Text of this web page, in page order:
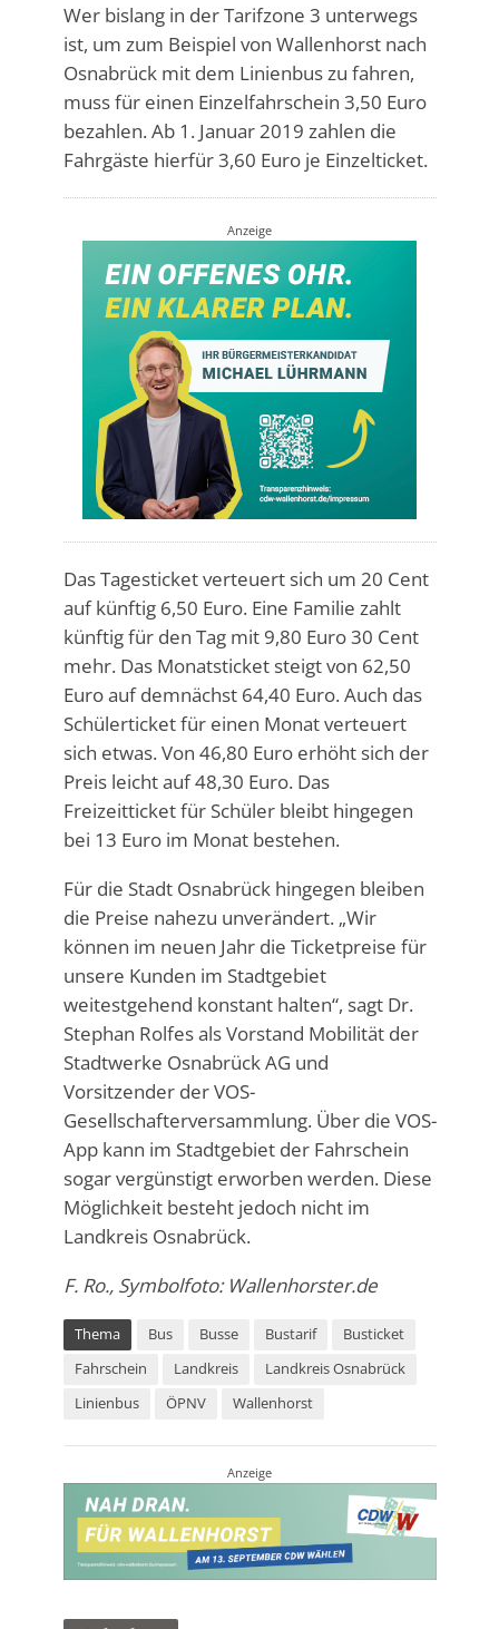
Wer bislang in der Tarifzone 3 unterwegs
ist, um zum Beispiel von Wallenhorst nach
Osnabrück mit dem Linienbus zu fahren,
muss für einen Einzelfahrschein 3,50 Euro
bezahlen. Ab 1. Januar 2019 zahlen die
Fahrgäste hierfür 3,60 Euro je Einzelticket.
Anzeige
Das Tagesticket verteuert sich um 20 Cent
auf künftig 6,50 Euro. Eine Familie zahlt
künftig für den Tag mit 9,80 Euro 30 Cent
mehr. Das Monatsticket steigt von 62,50
Euro auf demnächst 64,40 Euro. Auch das
Schülerticket für einen Monat verteuert
sich etwas. Von 46,80 Euro erhöht sich der
Preis leicht auf 48,30 Euro. Das
Freizeitticket für Schüler bleibt hingegen
bei 13 Euro im Monat bestehen.
Für die Stadt Osnabrück hingegen bleiben
die Preise nahezu unverändert. „Wir
können im neuen Jahr die Ticketpreise für
unsere Kunden im Stadtgebiet
weitestgehend konstant halten“, sagt Dr.
Stephan Rolfes als Vorstand Mobilität der
Stadtwerke Osnabrück AG und
Vorsitzender der VOS-
Gesellschafterversammlung. Über die VOS-
App kann im Stadtgebiet der Fahrschein
sogar vergünstigt erworben werden. Diese
Möglichkeit besteht jedoch nicht im
Landkreis Osnabrück.
F. Ro., Symbolfoto: Wallenhorster.de
Thema Bus Busse Bustarif
Busticket
Fahrschein
Landkreis
Landkreis Osnabrück
Linienbus
ÖPNV Wallenhorst
Anzeige